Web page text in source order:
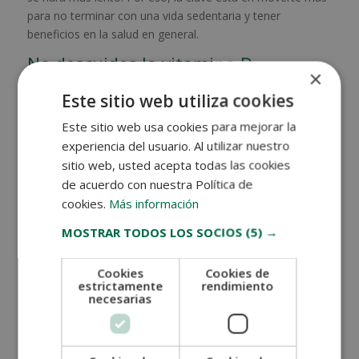
para no terminar con una vida sedentaria y tener
beneficios en la salud en general.
No descuides la vitamina D
mejor manera el calcio producido. Una buena forma tener
vitamina D es consumiendo pescados grasos, como el
salmón, la trucha, los peces blancos y el atún. También
los hongos, los huevos, la leche y los cereales son buenas
fuentes de vitamina D.
De igual forma, la luz solar contribuye a la generación de
vitamina D en el cuerpo. Ahora bien, si quieres saber la
te dirá cuánto debes consumir o si requieres algunos
suplementos.
Haz una rutina de ejercicio
×
Este sitio web utiliza cookies
Este sitio web usa cookies para mejorar la
experiencia del usuario. Al utilizar nuestro
sitio web, usted acepta todas las cookies
de acuerdo con nuestra Política de
cookies. Más información
MOSTRAR TODOS LOS SOCIOS (5) →
Cookies
estrictamente
necesarias
Cookies de
rendimiento